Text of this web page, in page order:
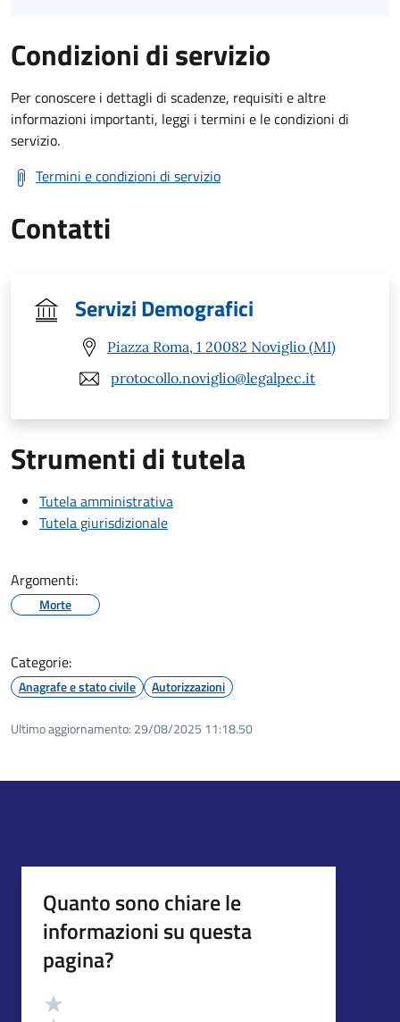
Condizioni di servizio
Per conoscere i dettagli di scadenze, requisiti e altre
informazioni importanti, leggi i termini e le condizioni di
servizio.
Termini e condizioni di servizio
Contatti
Servizi Demografici
Piazza Roma, 1 20082 Noviglio (MI)
protocollo.noviglio@legalpec.it
Strumenti di tutela
Tutela amministrativa
Tutela giurisdizionale
Argomenti:
Morte
Categorie:
Anagrafe e stato civile Autorizzazioni
Ultimo aggiornamento: 29/08/2025 11:18.50
Quanto sono chiare le
informazioni su questa
pagina?
Valutazione